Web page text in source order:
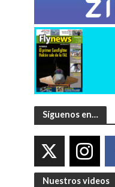
Síguenos en…
Nuestros videos